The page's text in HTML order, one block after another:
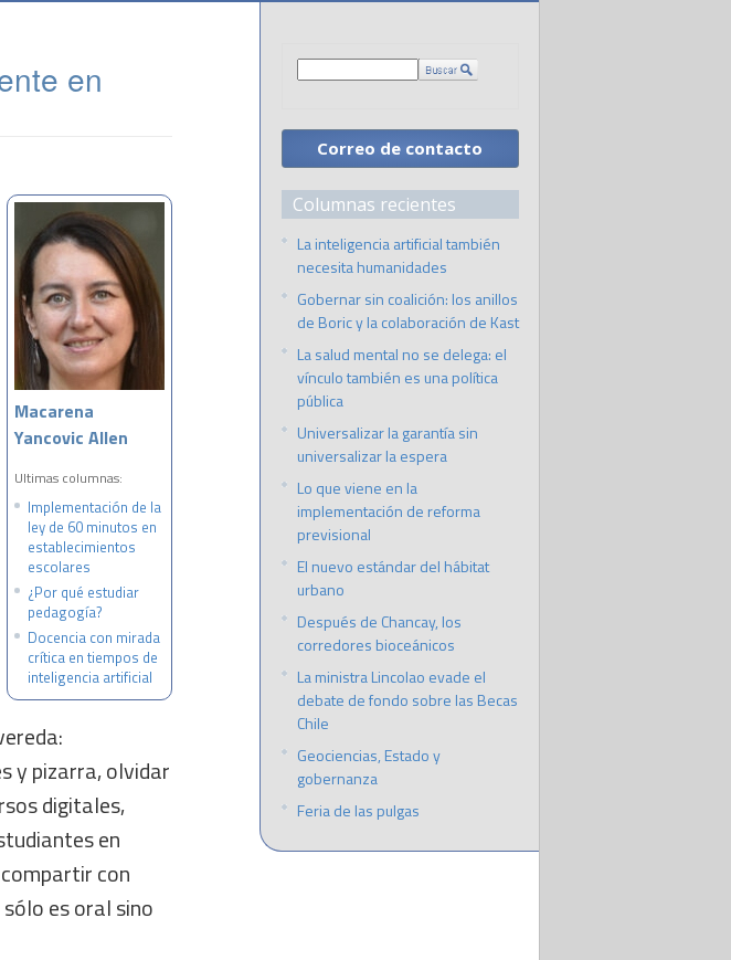
en
Macarena
Yancovic Allen
Ultimas columnas:
Implementación de la
ley de 60 minutos en
establecimientos
escolares
¿Por qué estudiar
pedagogía?
Docencia con mirada
crítica en tiempos de
inteligencia artificial
y pizarra, olvidar
digitales,
en
con
es oral sino
Correo de contacto
Columnas recientes
La inteligencia artificial también
necesita humanidades
Gobernar sin coalición: los anillos
de Boric y la colaboración de Kast
La salud mental no se delega: el
vínculo también es una política
pública
Universalizar la garantía sin
universalizar la espera
Lo que viene en la
implementación de reforma
previsional
El nuevo estándar del hábitat
urbano
Después de Chancay, los
corredores bioceánicos
La ministra Lincolao evade el
debate de fondo sobre las Becas
Chile
Geociencias, Estado y
gobernanza
Feria de las pulgas